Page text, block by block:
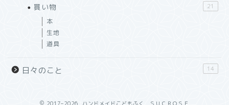
買い物 21
本
生地
道具
日々のこと 14
2017–2026 ハンドメイドこどもふく ＳＵＣＲＯＳＥ